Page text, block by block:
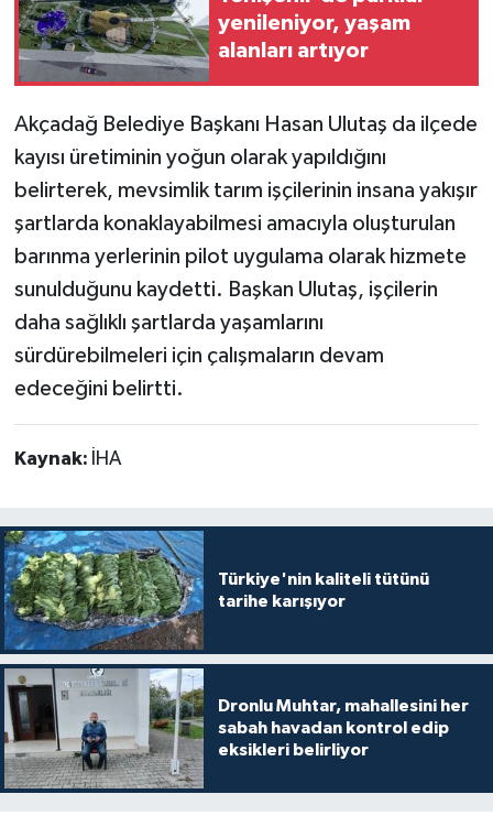
yenileniyor, yaşam
alanları artıyor
Akçadağ Belediye Başkanı Hasan Ulutaş da ilçede
kayısı üretiminin yoğun olarak yapıldığını
belirterek, mevsimlik tarım işçilerinin insana yakışır
şartlarda konaklayabilmesi amacıyla oluşturulan
barınma yerlerinin pilot uygulama olarak hizmete
sunulduğunu kaydetti. Başkan Ulutaş, işçilerin
daha sağlıklı şartlarda yaşamlarını
sürdürebilmeleri için çalışmaların devam
edeceğini belirtti.
Kaynak: İHA
Türkiye'nin kaliteli tütünü
tarihe karışıyor
Dronlu Muhtar, mahallesini her
sabah havadan kontrol edip
eksikleri belirliyor